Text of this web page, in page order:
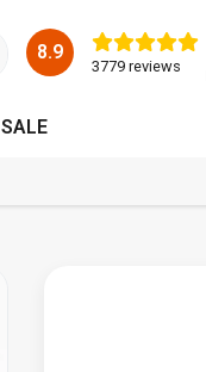
8.9
3779 reviews
SALE